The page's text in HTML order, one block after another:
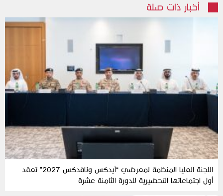
أخبار ذات صلة
اللجنة العليا المنظمة لمعرضي “آيدكس ونافدكس 2027” تعقد
أول اجتماعاتها التحضيرية للدورة الثامنة عشرة